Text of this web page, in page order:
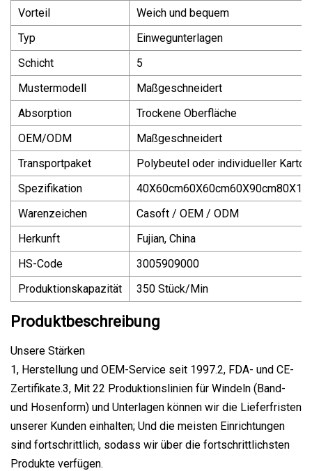
Vorteil
Weich und bequem
Typ
Einwegunterlagen
Schicht
5
Mustermodell
Maßgeschneidert
Absorption
Trockene Oberfläche
OEM/ODM
Maßgeschneidert
Transportpaket
Polybeutel oder individueller Karton
Spezifikation
Warenzeichen
Casoft / OEM / ODM
Herkunft
Fujian, China
HS-Code
3005909000
Produktionskapazität
350 Stück/Min
Produktbeschreibung
Unsere Stärken
1, Herstellung und OEM-Service seit 1997.2, FDA- und CE-
Zertifikate.3, Mit 22 Produktionslinien für Windeln (Band-
und Hosenform) und Unterlagen können wir die Lieferfristen
unserer Kunden einhalten; Und die meisten Einrichtungen
sind fortschrittlich, sodass wir über die fortschrittlichsten
Produkte verfügen.